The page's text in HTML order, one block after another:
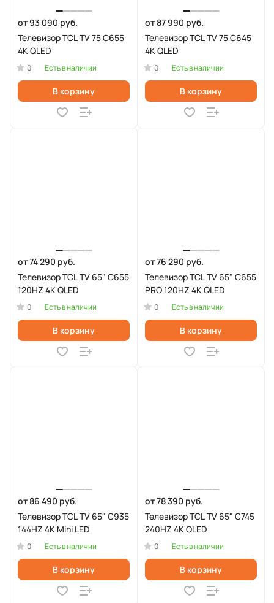
от 93 090 руб.
Телевизор TCL TV 75 C655
4K QLED
0 Есть в наличии
В корзину
от 87 990 руб.
Телевизор TCL TV 75 C645
4K QLED
0 Есть в наличии
В корзину
от 74 290 руб.
Телевизор TCL TV 65" C655
120HZ 4K QLED
0 Есть в наличии
В корзину
от 76 290 руб.
Телевизор TCL TV 65" C655
PRO 120HZ 4K QLED
0 Есть в наличии
В корзину
от 86 490 руб.
Телевизор TCL TV 65" C935
144HZ 4K Mini LED
0 Есть в наличии
В корзину
от 78 390 руб.
Телевизор TCL TV 65" C745
240HZ 4K QLED
0 Есть в наличии
В корзину